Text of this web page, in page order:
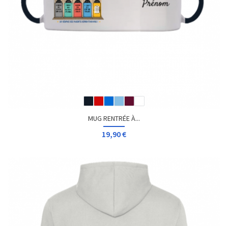
MUG RENTRÉE À...
19,90 €